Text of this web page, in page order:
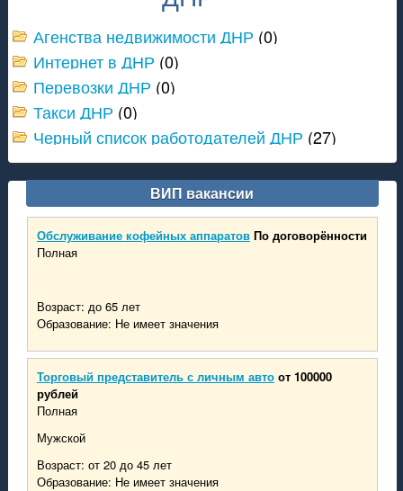
Поиск работы в России и Украине
Актуальные вакансии в ДНР на 2021 год от Центра Занятости
Все важные вакансии
Официальное приложение проекта РАБОТА ДНР
Агенства недвижимости ДНР (0)
Интернет в ДНР (0)
Перевозки ДНР (0)
Такси ДНР (0)
Черный список работодателей ДНР (27)
ВИП вакансии
Обслуживание кофейных аппаратов По договорённости
Полная
Возраст: до 65 лет
Образование: Не имеет значения
Торговый представитель с личным авто от 100000
рублей
Полная
Мужской
Возраст: от 20 до 45 лет
Образование: Не имеет значения